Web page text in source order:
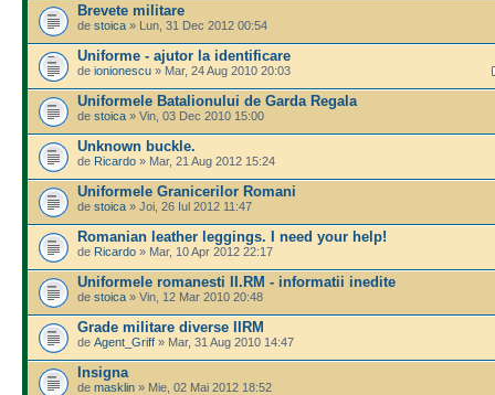
Brevete militare
de stoica » Lun, 31 Dec 2012 00:54
Uniforme - ajutor la identificare
de ionionescu » Mar, 24 Aug 2010 20:03
Uniformele Batalionului de Garda Regala
de stoica » Vin, 03 Dec 2010 15:00
Unknown buckle.
de Ricardo » Mar, 21 Aug 2012 15:24
Uniformele Granicerilor Romani
de stoica » Joi, 26 Iul 2012 11:47
Romanian leather leggings. I need your help!
de Ricardo » Mar, 10 Apr 2012 22:17
Uniformele romanesti II.RM - informatii inedite
de stoica » Vin, 12 Mar 2010 20:48
Grade militare diverse IIRM
de Agent_Griff » Mar, 31 Aug 2010 14:47
Insigna
de masklin » Mie, 02 Mai 2012 18:52